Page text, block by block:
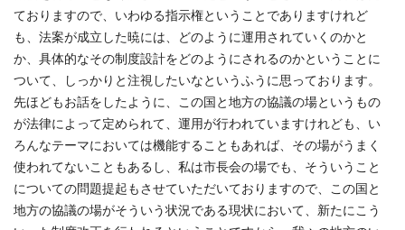
ておりますので、いわゆる指示権ということでありますけれど
も、法案が成立した暁には、どのように運用されていくのかと
か、具体的なその制度設計をどのようにされるのかということに
ついて、しっかりと注視したいなというふうに思っております。
先ほどもお話をしたように、この国と地方の協議の場というもの
が法律によって定められて、運用が行われていますけれども、い
ろんなテーマにおいては機能することもあれば、その場がうまく
使われてないこともあるし、私は市長会の場でも、そういうこと
についての問題提起もさせていただいておりますので、この国と
地方の協議の場がそういう状況である現状において、新たにこう